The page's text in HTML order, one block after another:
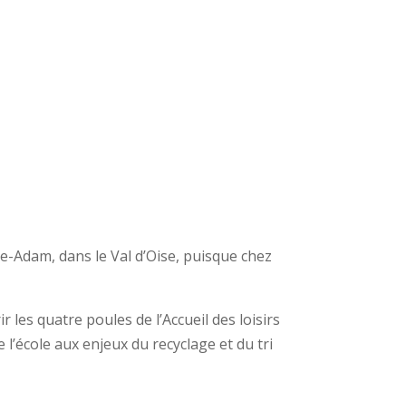
dans le Val d’Oise, puisque chez
quatre poules de l’Accueil des loisirs
aux enjeux du recyclage et du tri